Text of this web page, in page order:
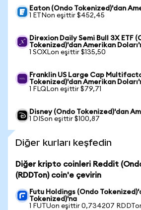
Eaton (Ondo Tokenized)'dan
1 ETNon eşittir $452,45
Direxion Daily Semi Bull 3X ETF
Tokenized)'dan Amerikan
1 SOXLon eşittir $135,50
Franklin US Large Cap
Tokenized)'dan Amerikan
1 FLQLon eşittir $79,71
Disney (Ondo Tokenized)'dan
1 DISon eşittir $100,87
Diğer kurları keşfedin
Diğer kripto coinleri Reddit
(RDDTon) coin'e çevirin
Futu Holdings (Ondo
Tokenized)'na
1 FUTUon eşittir 0,734207